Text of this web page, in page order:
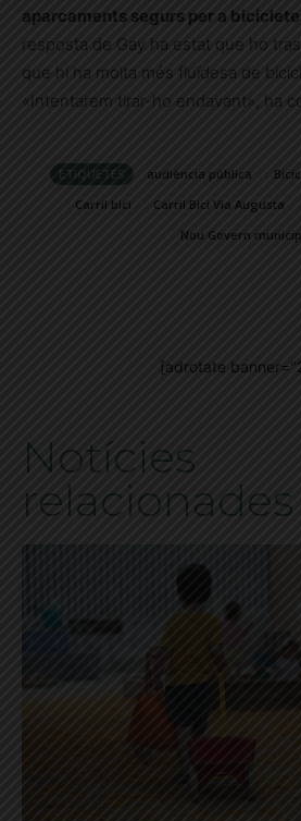
aparcaments segurs per a
resposta de Gay ha estat que ho
que hi ha molta més fluïdesa de
«Intentarem tirar-ho endavant», ha
ETIQUETES audiència pública
Carril bici
Carril Bici Via Augusta
Nou Govern
[adrotate
Notícies
relacionades